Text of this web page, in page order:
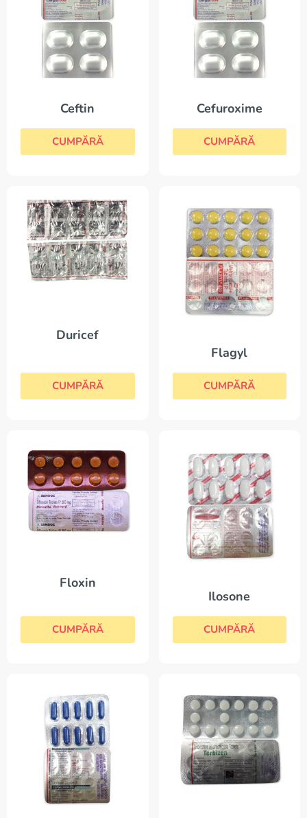
Ceftin
CUMPĂRĂ
Cefuroxime
CUMPĂRĂ
Duricef
CUMPĂRĂ
Flagyl
CUMPĂRĂ
Floxin
CUMPĂRĂ
Ilosone
CUMPĂRĂ